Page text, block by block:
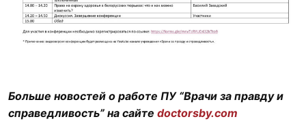
Больше новостей о работе ПУ “Врачи за правду и
справедливость” на сайте doctorsby.com